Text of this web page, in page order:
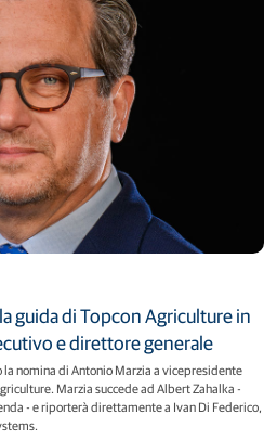
guida di Topcon Agriculture in
e direttore generale
la nomina di Antonio Marzia a vicepresidente
Marzia succede ad Albert Zahalka -
- e riporterà direttamente a Ivan Di Federico,